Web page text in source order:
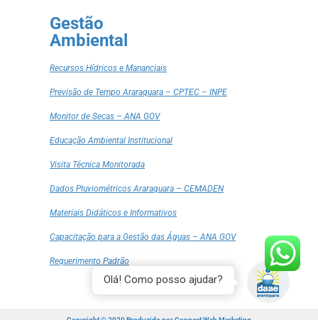
Gestão
Ambiental
Recursos Hídricos e Mananciais
Previsão de Tempo Araraquara – CPTEC – INPE
Monitor de Secas – ANA GOV
Educação Ambiental Institucional
Visita Técnica Monitorada
Dados Pluviométricos Araraquara – CEMADEN
Materiais Didáticos e Informativos
Capacitação para a Gestão das Águas – ANA GOV
Requerimento Padrão
Olá! Como posso ajudar?